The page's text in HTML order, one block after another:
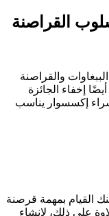
القراصنة
والقراصنة
إخفاء الجائزة
إكسسوار يناسب
القيام بمهمة قرصنة
على ذلك، لإنشاء